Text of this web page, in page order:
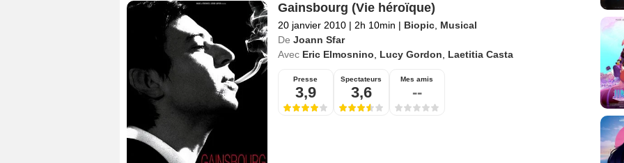
Gainsbourg (Vie héroïque)
20 janvier 2010 | 2h 10min | Biopic, Musical
De Joann Sfar
Avec Eric Elmosnino Lucy Gordon Laetitia Casta
Presse
3,9
Spectateurs
3,6
Mes amis
--